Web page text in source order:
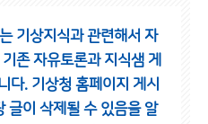
기상지식과 관련해서 자
기존 자유토론과 지식샘 게
다. 기상청 홈페이지 게시
글이 삭제될 수 있음을 알